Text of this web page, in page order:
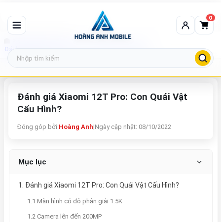
0
Đánh giá Xiaomi 12T Pro: Con Quái Vật Cấu Hình?
Đánh giá Xiaomi 12T Pro: Con Quái Vật
Cấu Hình?
Đóng góp bởi:Hoàng Anh|Ngày cập nhật: 08/10/2022
Mục lục
1. Đánh giá Xiaomi 12T Pro: Con Quái Vật Cấu Hình?
1.1 Màn hình có độ phân giải 1.5K
1.2 Camera lên đến 200MP